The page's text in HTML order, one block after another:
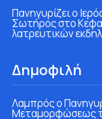
Πανηγυρίζει ο
Σωτήρος στο
λατρευτικών
Δημοφιλή
Λαμπρός ο
Μεταμορφώσεως